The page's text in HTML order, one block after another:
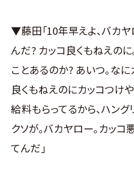
▼藤田｢10年早えよ､バカヤ
んだ? カッコ良くもねえの
ことあるのか? あいつ｡な
良くもねえのにカッコつけ
給料もらってるから､ハング
クソが｡バカヤロー｡カッコ
てんだ｣